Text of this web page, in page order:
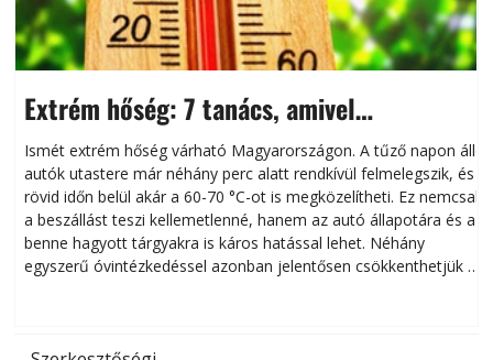
Extrém hőség: 7 tanács, amivel
megóvhatjuk autónkat a nyári károktól
Ismét extrém hőség várható Magyarországon. A tűző napon álló
autók utastere már néhány perc alatt rendkívül felmelegszik, és
rövid időn belül akár a 60-70 °C-ot is megközelítheti. Ez nemcsak
a beszállást teszi kellemetlenné, hanem az autó állapotára és a
benne hagyott tárgyakra is káros hatással lehet. Néhány
egyszerű óvintézkedéssel azonban jelentősen csökkenthetjük a